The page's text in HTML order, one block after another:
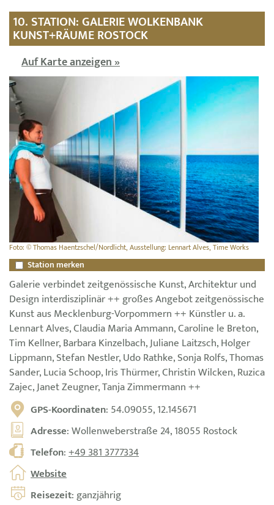
10. STATION: GALERIE WOLKENBANK
KUNST+RÄUME ROSTOCK
Auf Karte anzeigen »
Foto: © Thomas Haentzschel/Nordlicht, Ausstellung: Lennart Alves, Time Works
Station merken
Galerie verbindet zeitgenössische Kunst, Architektur und
Design interdisziplinär ++ großes Angebot zeitgenössische
Kunst aus Mecklenburg-Vorpommern ++ Künstler u. a.
Lennart Alves, Claudia Maria Ammann, Caroline le Breton,
Tim Kellner, Barbara Kinzelbach, Juliane Laitzsch, Holger
Lippmann, Stefan Nestler, Udo Rathke, Sonja Rolfs, Thomas
Sander, Lucia Schoop, Iris Thürmer, Christin Wilcken, Ruzica
Zajec, Janet Zeugner, Tanja Zimmermann ++
GPS-Koordinaten: 54.09055, 12.145671
Adresse: Wollenweberstraße 24, 18055 Rostock
Telefon:+49 381 3777334
Website
Reisezeit: ganzjährig